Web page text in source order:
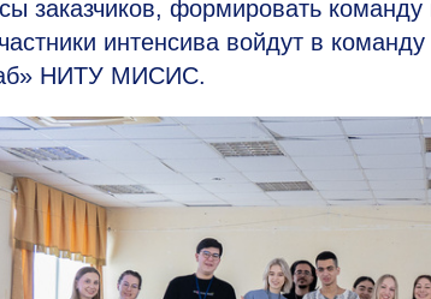
заказчиков, формировать
интенсива войдут в команду
НИТУ МИСИС.